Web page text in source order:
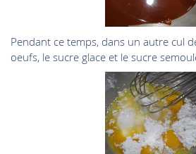
Pendant ce temps, dans un autre cul
oeufs, le sucre glace et le sucre